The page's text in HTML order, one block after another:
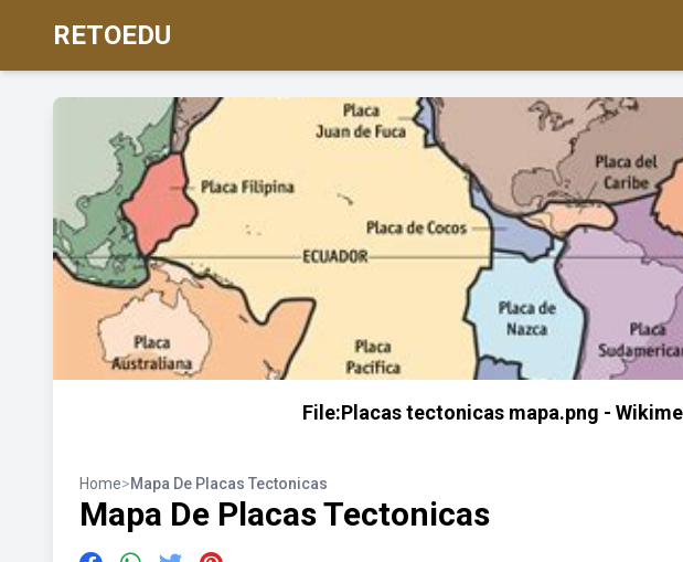
RETOEDU
File:Placas tectonicas mapa.png -
Home>Mapa De Placas Tectonicas
Mapa De Placas Tectonicas